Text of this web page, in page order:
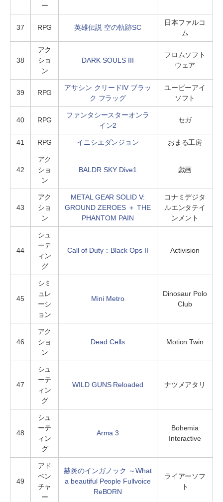
ー
37 RPG 英雄伝説 空の軌跡SC
日本ファルコ
ム
38
アク
ショ
ン
DARK SOULS III
フロムソフト
ウェア
39 RPG
アサシン クリードIV ブラッ
ク フラッグ
ユービーアイ
ソフト
40 RPG
ファンタシースターオンラ
イン2
セガ
41 RPG イニシエダンジョン おまる工房
42
アク
ショ
ン
BALDR SKY Dive1 戯画
43
アク
ショ
ン
METAL GEAR SOLID V:
GROUND ZEROES ＋ THE
PHANTOM PAIN
コナミデジタ
ルエンタテイ
ンメント
44
シュ
ーテ
ィン
グ
Call of Duty：Black Ops II Activision
45
シミ
ュレ
ーシ
ョン
Mini Metro
Dinosaur Polo
Club
46
アク
ショ
ン
Dead Cells Motion Twin
47
シュ
ーテ
ィン
グ
WILD GUNS Reloaded ナツメアタリ
48
シュ
ーテ
ィン
グ
Arma 3
Bohemia
Interactive
49
アド
ベン
チャ
ー
赫炎のインガノック ～What
a beautiful People Fullvoice
ReBORN
ライアーソフ
ト